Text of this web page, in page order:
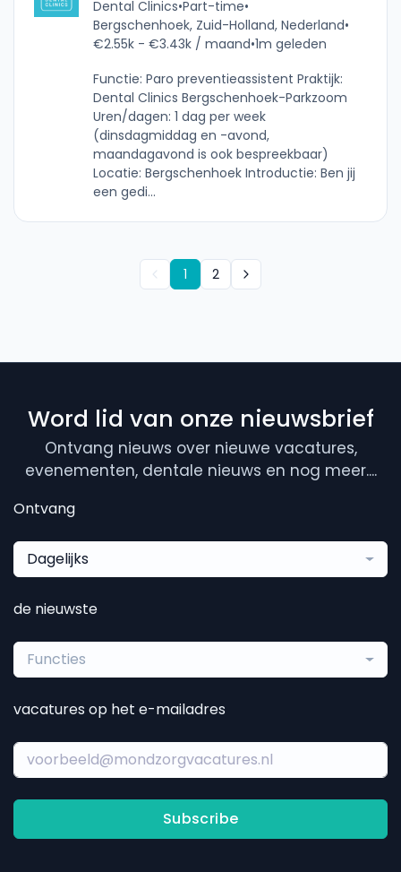
Dental Clinics•Part-time•
Bergschenhoek, Zuid-Holland, Nederland•
€2.55k - €3.43k / maand•1m geleden
Functie: Paro preventieassistent Praktijk:
Dental Clinics Bergschenhoek-Parkzoom
Uren/dagen: 1 dag per week
(dinsdagmiddag en -avond,
maandagavond is ook bespreekbaar)
Locatie: Bergschenhoek Introductie: Ben jij
een gedi...
1 2
Word lid van onze nieuwsbrief
Ontvang nieuws over nieuwe vacatures,
evenementen, dentale nieuws en nog meer....
Ontvang
Dagelijks
de nieuwste
Functies
vacatures op het e-mailadres
Subscribe